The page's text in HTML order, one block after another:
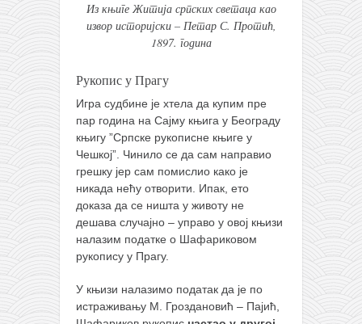
Из књиге Житија српских светаца као
извор историјски – Петар С. Протић,
1897. година
Рукопис у Прагу
Игра судбине је хтела да купим пре
пар година на Сајму књига у Београду
књигу ”Српске рукописне књиге у
Чешкој”. Чинило се да сам направио
грешку јер сам помислио како је
никада нећу отворити. Ипак, ето
доказа да се ништа у животу не
дешава случајно – управо у овој књизи
налазим податке о Шафариковом
рукопису у Прагу.
У књизи налазимо податак да је по
истраживању М. Гроздановић – Пајић,